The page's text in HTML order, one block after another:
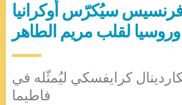
فرنسيس سيُكرّس أوكرانيا
وروسيا لقلب مريم الطاهر
كرايفسكي ليُمثّله في
فاطيما